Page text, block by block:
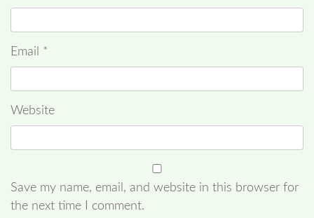
Email *
Website
Save my name, email, and website in this browser for
the next time I comment.